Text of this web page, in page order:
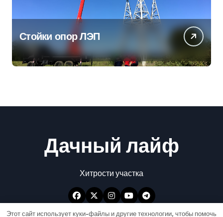
Стойки опор ЛЭП
Дачный лайф
Хитрости участка
Этот сайт использует куки-файлы и другие технологии, чтобы помочь